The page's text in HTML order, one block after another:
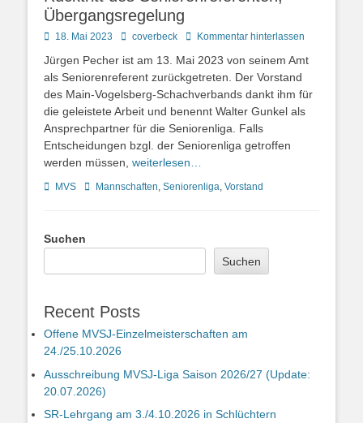
Übergangsregelung
Posted
18. Mai 2023 Autorcoverbeck Kommentar hinterlassen
Jürgen Pecher ist am 13. Mai 2023 von seinem Amt
als Seniorenreferent zurückgetreten. Der Vorstand
des Main-Vogelsberg-Schachverbands dankt ihm für
die geleistete Arbeit und benennt Walter Gunkel als
Ansprechpartner für die Seniorenliga. Falls
Entscheidungen bzgl. der Seniorenliga getroffen
werden müssen, weiterlesen…
Kategorien
MVS Schlagworte
Mannschaften, Seniorenliga, Vorstand
Suchen
Suchen
Recent Posts
Offene MVSJ-Einzelmeisterschaften am
24./25.10.2026
Ausschreibung MVSJ-Liga Saison 2026/27 (Update:
20.07.2026)
SR-Lehrgang am 3./4.10.2026 in Schlüchtern